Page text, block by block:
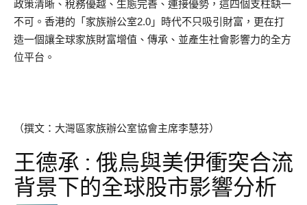
政策清晰、稅務優越、生態完善、連接優勢，這四個支柱缺一
不可。香港的「家族辦公室2.0」時代不只吸引財富，更在打
造一個讓全球家族財富增值、傳承、並產生社會影響力的全方
位平台。
（撰文：大灣區家族辦公室協會主席李慧芬）
王德承 : 俄烏與美伊衝突合流
背景下的全球股市影響分析